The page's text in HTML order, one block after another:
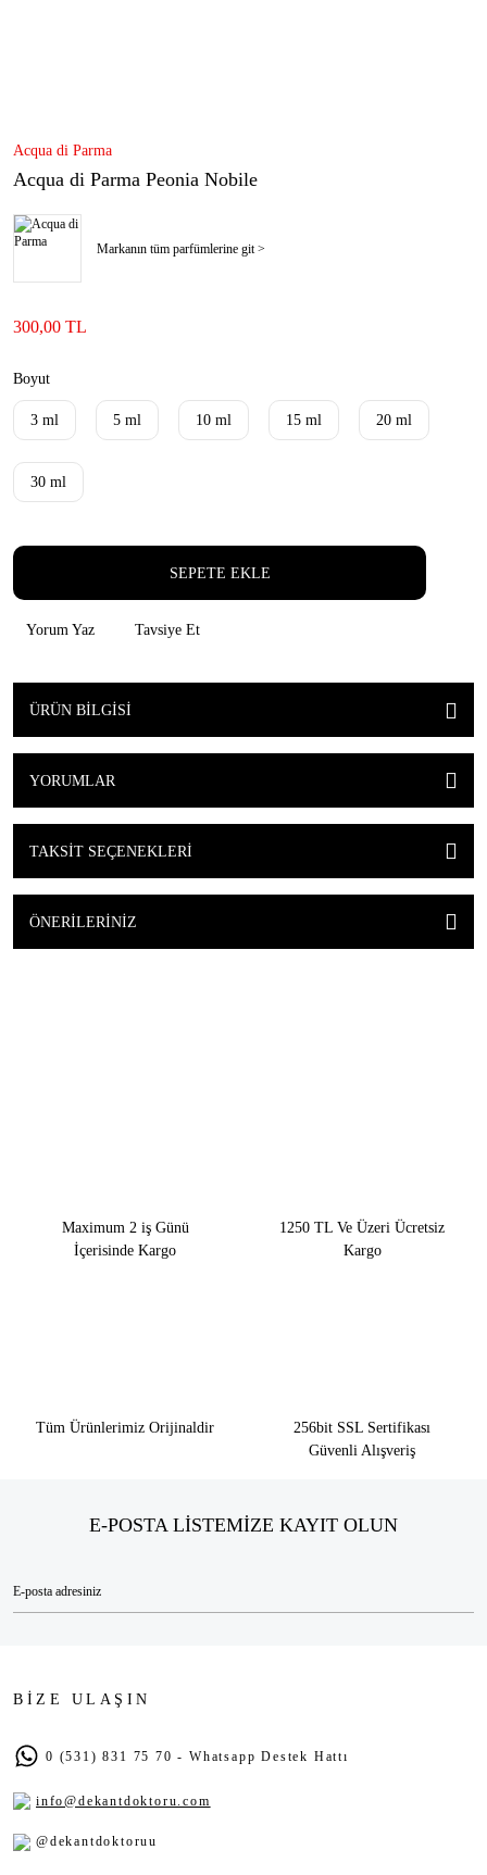
Acqua di Parma
Acqua di Parma Peonia Nobile
Markanın tüm parfümlerine git >
300,00 TL
Boyut
3 ml 5 ml 10 ml 15 ml 20 ml
30 ml
SEPETE EKLE
Yorum Yaz Tavsiye Et
ÜRÜN BILGISI
YORUMLAR
TAKSIT SEÇENEKLERI
ÖNERILERINIZ
Maximum 2 iş Günü
İçerisinde Kargo
1250 TL Ve Üzeri Ücretsiz
Kargo
Tüm Ürünlerimiz Orijinaldir
256bit SSL Sertifikası
Güvenli Alışveriş
E-POSTA LİSTEMİZE KAYIT OLUN
BİZE ULAŞIN
0 (531) 831 75 70 - Whatsapp Destek Hattı
info@dekantdoktoru.com
@dekantdoktoruu